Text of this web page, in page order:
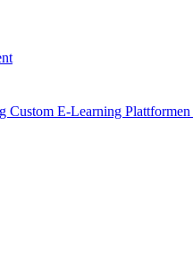
Custom E-Learning Plattformen